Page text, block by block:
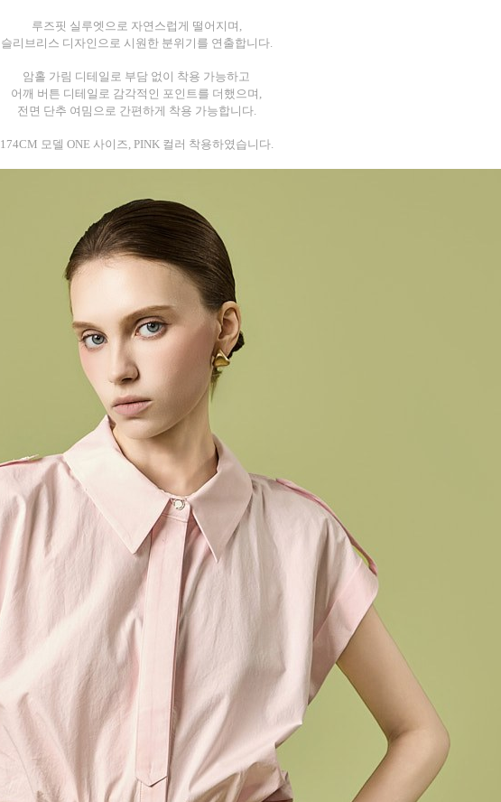
루즈핏 실루엣으로 자연스럽게 떨어지며,
슬리브리스 디자인으로 시원한 분위기를 연출합니다.
암홀 가림 디테일로 부담 없이 착용 가능하고
어깨 버튼 디테일로 감각적인 포인트를 더했으며,
전면 단추 여밈으로 간편하게 착용 가능합니다.
174CM 모델 ONE 사이즈, PINK 컬러 착용하였습니다.